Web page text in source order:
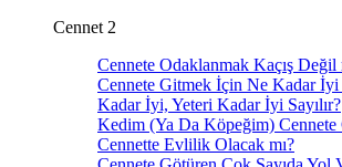
Cennet 2
Cennete Odaklanmak Kaçış Değil
Cennete Gitmek İçin Ne Kadar
Kadar İyi, Yeteri Kadar İyi Sayılır?
Kedim (Ya Da Köpeğim) Cennete
Cennette Evlilik Olacak mı?